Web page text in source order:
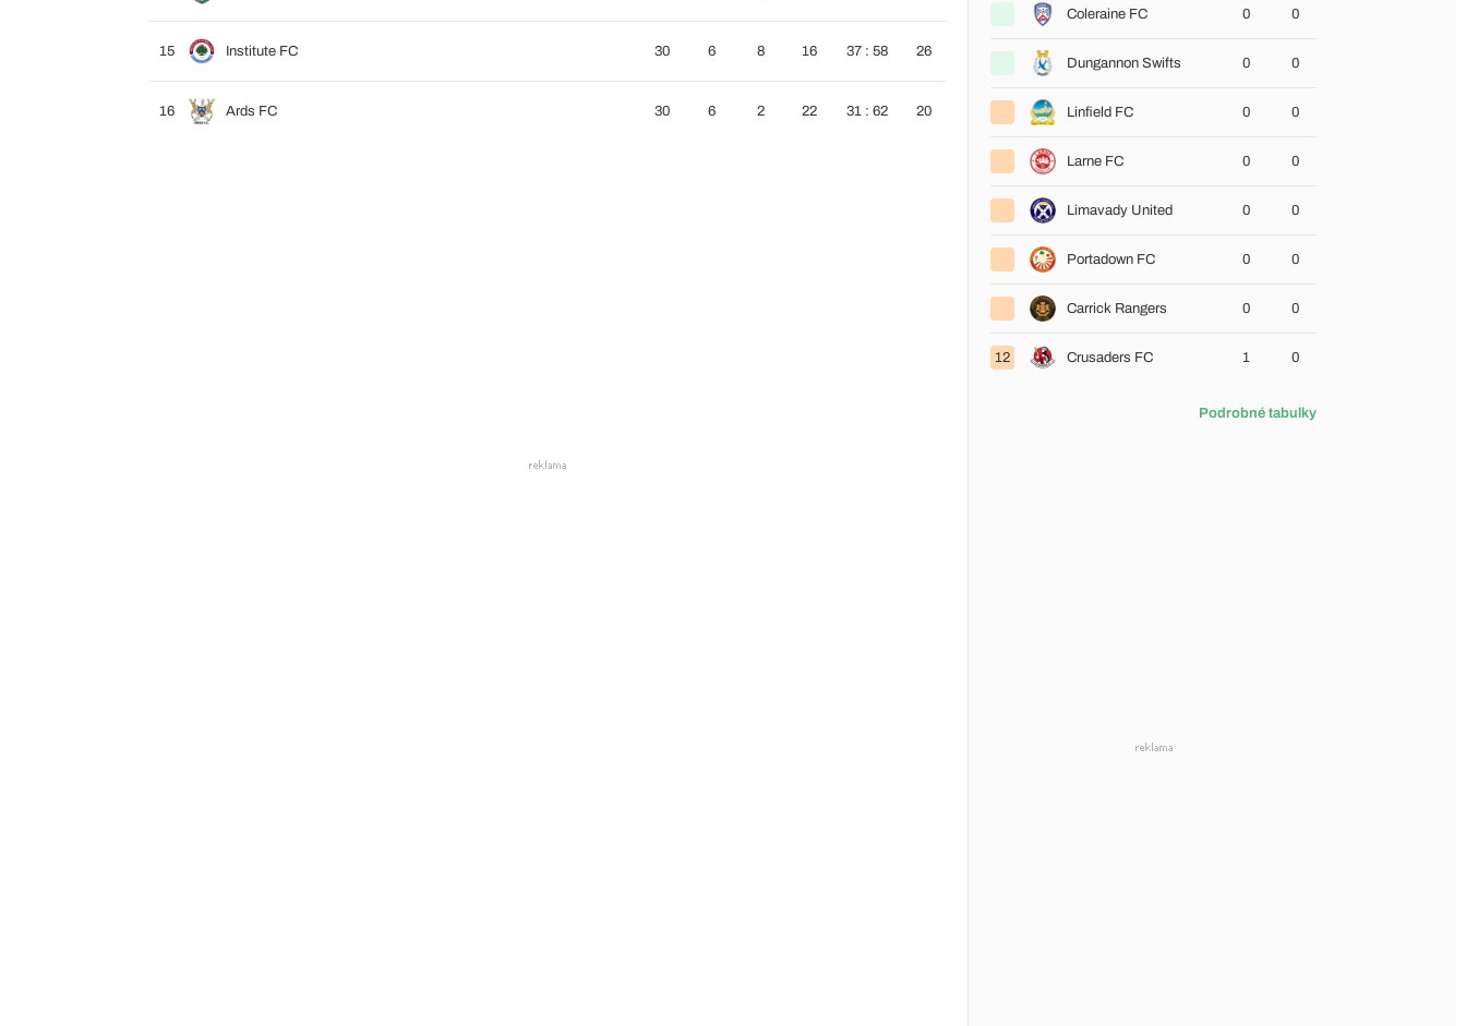
15 Institute FC 30 6 8 16 37 : 58 26
16 Ards FC 30 6 2 22 31 : 62 20
Coleraine FC 0 0
Dungannon Swifts 0 0
Linfield FC 0 0
Larne FC 0 0
Limavady United 0 0
Portadown FC 0 0
Carrick Rangers 0 0
12 Crusaders FC 1 0
Podrobné tabulky